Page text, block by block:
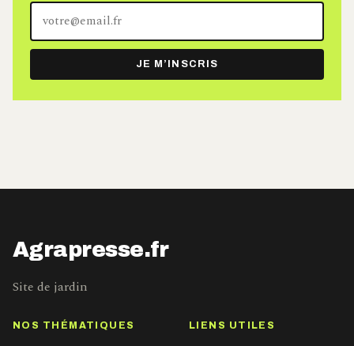
Votre
adresse
e-
mail
JE M’INSCRIS
Agrapresse.fr
Site de jardin
NOS THÉMATIQUES LIENS UTILES